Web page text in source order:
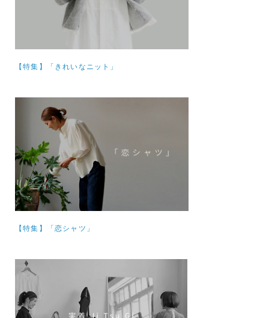
【特集】 「きれいなニット」
【特集】「恋シャツ」